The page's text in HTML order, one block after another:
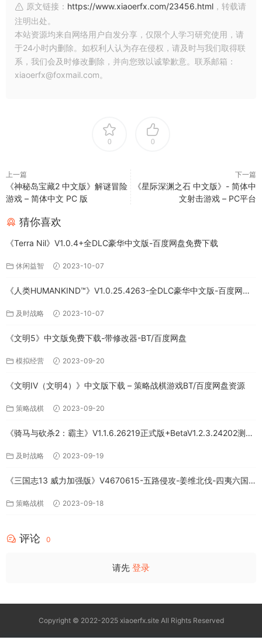
原文链接： https://www.xiaoerfx.com/23456.html ，转载请
注明出处。
本站资源均来自网络用户自发分享，仅限个人学习研究使用，请
于24小时内删除。如权利人认为存在侵权，请及时与我们取得联
系，我们会及时修改删除，并向您致以诚挚歉意。联系邮箱：
xiaoerfx@foxmail.com。
0 0
上一篇
《神秘岛宝藏2 中文版》解谜冒险
游戏 – 简体中文 PC 版
下一篇
《星际深渊之石 中文版》- 简体中
文射击游戏 – PC平台
猜你喜欢
《Terra Nil》V1.0.4+全DLC豪华中文版-百度网盘免费下载
休闲益智 2023-10-07
《人类HUMANKIND™》V1.0.25.4263-全DLC豪华中文版-百度网盘
及时战略 2023-10-07
《文明5》中文版免费下载-带修改器-BT/百度网盘
模拟经营 2023-09-20
《文明IV（文明4）》中文版下载 – 策略战棋游戏BT/百度网盘资源
策略战棋 2023-09-20
《骑马与砍杀2：霸主》V1.1.6.26219正式版+BetaV1.2.3.24202测试
及时战略 2023-09-19
《三国志13 威力加强版》V4670615-五路侵攻-姜维北伐-四夷六国
策略战棋 2023-09-18
评论 0
请先 登录
Copyright © 2022-2025 xiaoerfx.site All Rights Reserved